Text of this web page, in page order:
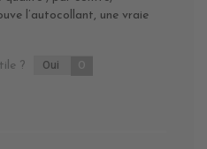
l’autocollant, une vraie
? Oui 0